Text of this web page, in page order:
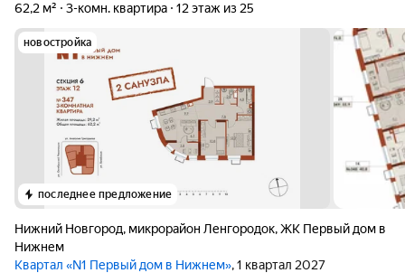
62,2 м²
3-комн. квартира 12 этаж из 25
новостройка
последнее предложение
Нижний Новгород, микрорайон Ленгородок,ЖК Первый дом в
Нижнем
Квартал «N1 Первый дом в Нижнем», 1 квартал 2027